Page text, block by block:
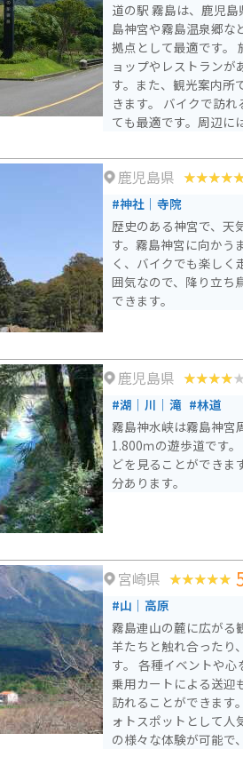
道の駅 霧島は、鹿児
島神宮や霧島温泉郷な
拠点として最適です。 施設内には、地元の特産品を販売するシ
ョップやレストランが
す。また、観光案内所
きます。 バイクで訪れる場合は、駐車場も広く、休憩場所とし
ても最適です。周辺に
ため、ツーリングにもおすすめです
然、歴史を感じられる
島はそんな霧島観光の
い。
鹿児島県
#神社｜寺院
歴史のある神宮で、天
す。霧島神宮に向かう
く、バイクでも楽し
囲気なので、降り立ち
できます。
鹿児島県
#湖｜川｜滝 #林道
霧島神水峡は霧島神宮
1.800ｍの遊歩道です
どを見ることができま
分あります。
宮崎県
#山｜高原
霧島連山の麓に広がる
羊たちと触れ合ったり
す。 各種イベントや心を込めて作られた商品を提供しており、
乗用カートによる送迎
訪れることができます
ォトスポットとして人気です。 乳搾りやバター
の様々な体験が可能で